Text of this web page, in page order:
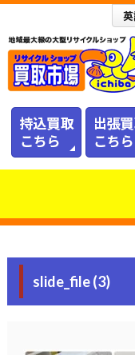
slide_file (3)